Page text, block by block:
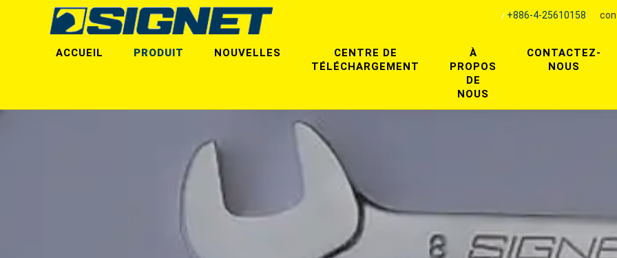
+886-4-25610158
ACCUEIL NOUVELLES
PRODUIT
CENTRE DE
TÉLÉCHARGEMENT
À
PROPOS
DE
NOUS
CONTACTEZ-
NOUS